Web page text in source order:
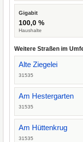
Gigabit
100,0 %
Haushalte
Weitere Straßen im
Alte Ziegelei
31535
Am Hestergarten
31535
Am Hüttenkrug
31535